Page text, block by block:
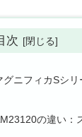
次
グニフィカSシ
の違い：